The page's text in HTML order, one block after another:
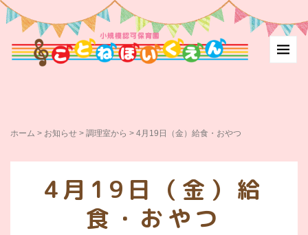
ホーム > お知らせ > 調理室から > 4月19日（金）給食・おやつ
4月19日（金）給
食・おやつ